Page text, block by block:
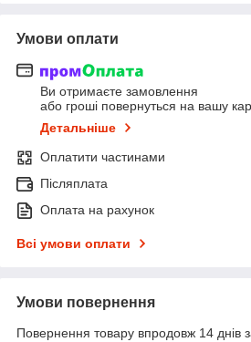
Умови оплати
Ви отримаєте замовлення
або гроші повернуться на вашу
Детальніше
Оплатити частинами
Післяплата
Оплата на рахунок
Всі умови оплати
Умови повернення
Повернення товару впродовж 14 днів